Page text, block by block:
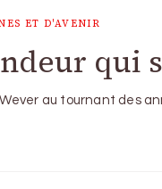
ET D'AVENIR
qui
au tournant des